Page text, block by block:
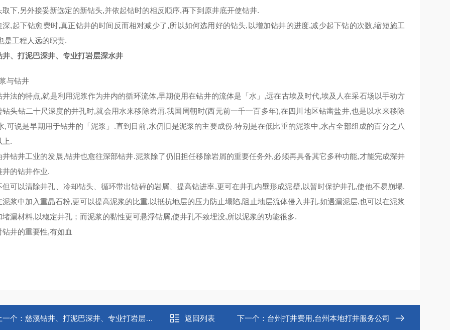
取下,另外接妥新选定的新钻头,并依起钻时的相反顺序,再下到原井底开使钻井.
深,起下钻愈费时,真正钻井的时间反而相对减少了,所以如何选用好的钻头,以增加钻井的进度,减少起下钻的次数,缩短施工
是工程人远的职责.
井、打泥巴深井、专业打岩层深水井
与钻井
井法的特点,就是利用泥浆作为井内的循环流体,早期使用在钻井的流体是「水」,远在古埃及时代,埃及人在采石场以手动方
钻头钻二十尺深度的井孔时,就会用水来移除岩屑.我国周朝时(西元前一千一百多年),在四川地区钻凿盐井,也是以水来移除
,可说是早期用于钻井的「泥浆」.直到目前,水仍旧是泥浆的主要成份.特别是在低比重的泥浆中,水占全部组成的百分之八
上.
井钻井工业的发展,钻井也愈往深部钻井.泥浆除了仍旧担任移除岩屑的重要任务外,必须再具备其它多种功能,才能完成深井
井的钻井作业.
但可以清除井孔、冷却钻头、循环带出钻碎的岩屑、提高钻进率,更可在井孔内壁形成泥壁,以暂时保护井孔,使他不易崩塌.
泥浆中加入重晶石粉,更可以提高泥浆的比重,以抵抗地层的压力防止塌陷,阻止地层流体侵入井孔.如遇漏泥层,也可以在泥浆
堵漏材料,以稳定井孔；而泥浆的黏性更可悬浮钻屑,使井孔不致埋没,所以泥浆的功能很多.
钻井的重要性,有如血
一个： 慈溪钻井、打泥巴深井、专业打岩层深水井 返回列表 下一个： 台州打井费用,台州本地打井服务公司